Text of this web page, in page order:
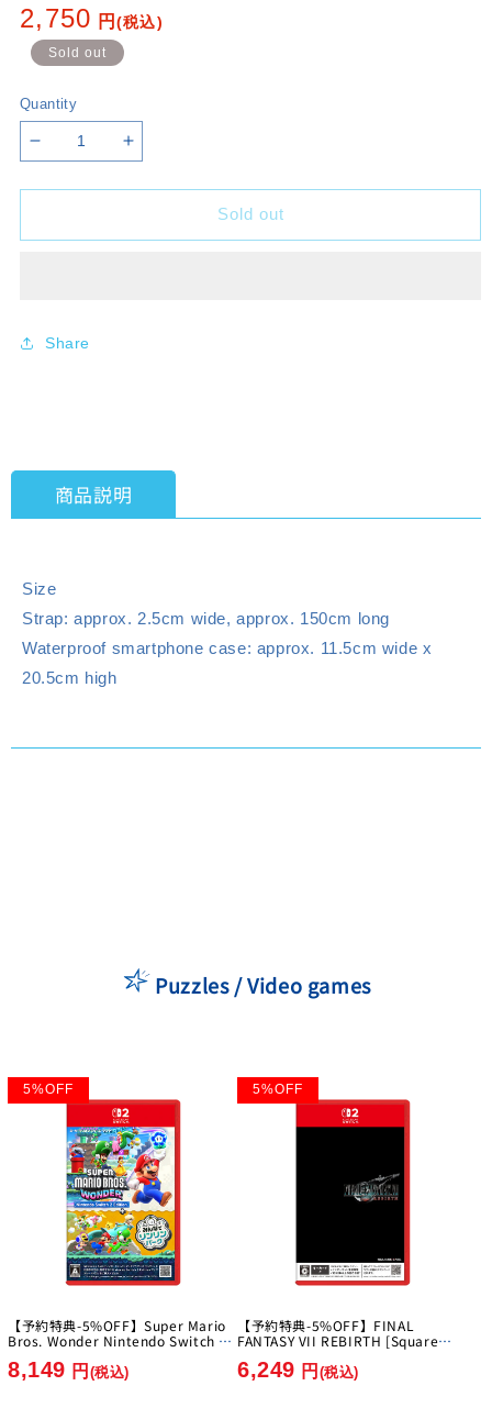
Regular
price
2,750 円 (税込)
Sold out
Quantity
Decrease
for
Live!
Idol
Increase
for
Live!
Sold out
Share
商品説明
Size
Strap: approx. 2.5cm wide, approx. 150cm long
Waterproof smartphone case: approx. 11.5cm wide x
20.5cm high
Puzzles / Video games
5%OFF
【予約特典-5%OFF】Super Mario
Bros. Wonder Nintendo Switch 2
Park [Nintendo][Switch2]
8,149 円 (税込)
5%OFF
【予約特典-5%OFF】FINAL
FANTASY VII REBIRTH [Square
6,249 円 (税込)